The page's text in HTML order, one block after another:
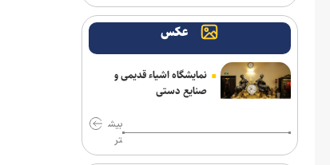
عکس
نمایشگاه اشیاء قدیمی و
صنایع دستی
بیش
تر